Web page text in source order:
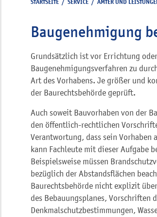
STARTSEITE / SERVICE / ÄMTER UND
Baugenehmigung
Grundsätzlich ist vor Errichtung
Baugenehmigungsverfahren zu
Art des Vorhabens. Je größer und
der Baurechtsbehörde geprüft.
Auch soweit Bauvorhaben von der
den öffentlich-rechtlichen
Verantwortung, dass sein
kann Fachleute mit dieser Aufgabe
Beispielsweise müssen
bezüglich der Abstandsflächen
Baurechtsbehörde nicht explizit
des Bebauungsplanes, Vorschriften
Denkmalschutzbestimmungen,